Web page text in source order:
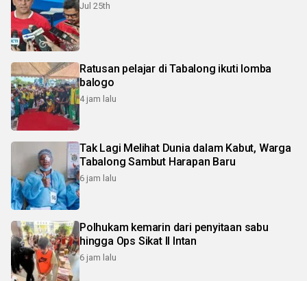
Jul 25th
Ratusan pelajar di Tabalong ikuti lomba
balogo
4 jam lalu
Tak Lagi Melihat Dunia dalam Kabut, Warga
Tabalong Sambut Harapan Baru
6 jam lalu
Polhukam kemarin dari penyitaan sabu
hingga Ops Sikat II Intan
6 jam lalu